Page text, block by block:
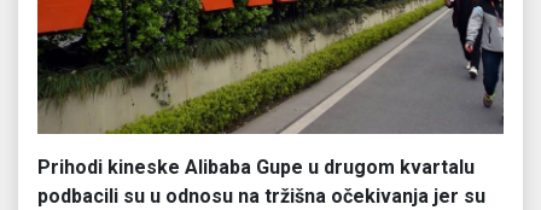
Prihodi kineske Alibaba Gupe u drugom kvartalu
podbacili su u odnosu na tržišna očekivanja jer su